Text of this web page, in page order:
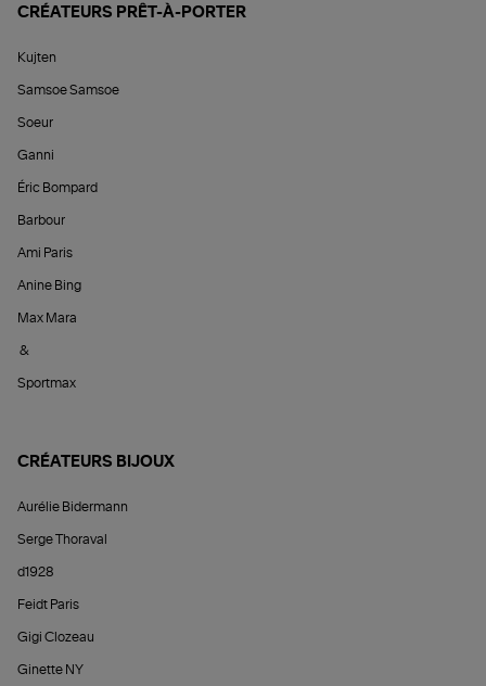
CRÉATEURS PRÊT-À-PORTER
Kujten
Samsoe Samsoe
Soeur
Ganni
Éric Bompard
Barbour
Ami Paris
Anine Bing
Max Mara
&
Sportmax
CRÉATEURS BIJOUX
Aurélie Bidermann
Serge Thoraval
d1928
Feidt Paris
Gigi Clozeau
Ginette NY